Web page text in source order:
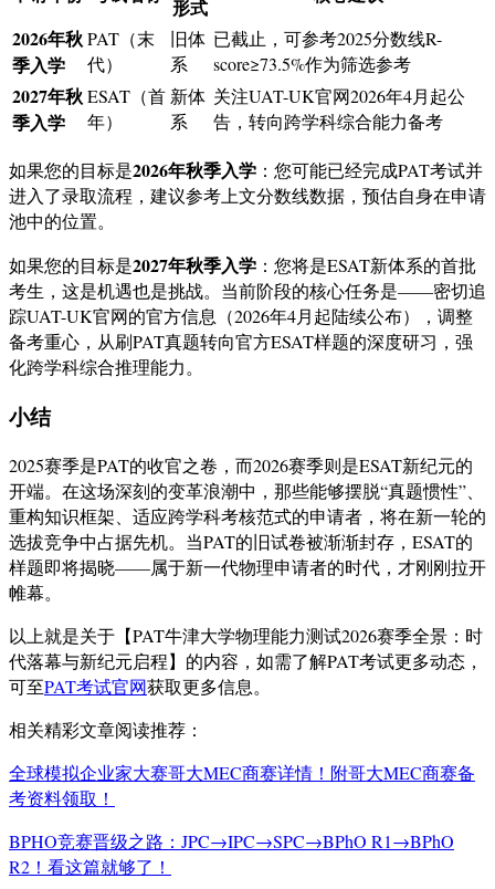
形式
2026年秋
季入学
PAT（末
代）
旧体
系
已截止，可参考2025分数线R-
score≥73.5%作为筛选参考
2027年秋
季入学
ESAT（首
年）
新体
系
关注UAT-UK官网2026年4月起公
告，转向跨学科综合能力备考
如果您的目标是2026年秋季入学 ：您可能已经完成PAT考试并
进入了录取流程，建议参考上文分数线数据，预估自身在申请
池中的位置。
如果您的目标是2027年秋季入学 ：您将是ESAT新体系的首批
考生，这是机遇也是挑战。当前阶段的核心任务是——密切追
踪UAT-UK官网的官方信息（2026年4月起陆续公布），调整
备考重心，从刷PAT真题转向官方ESAT样题的深度研习，强
化跨学科综合推理能力。
小结
2025赛季是PAT的收官之卷，而2026赛季则是ESAT新纪元的
开端。在这场深刻的变革浪潮中，那些能够摆脱“真题惯性”、
重构知识框架、适应跨学科考核范式的申请者，将在新一轮的
选拔竞争中占据先机。当PAT的旧试卷被渐渐封存，ESAT的
样题即将揭晓——属于新一代物理申请者的时代，才刚刚拉开
帷幕。
以上就是关于【PAT牛津大学物理能力测试2026赛季全景：时
代落幕与新纪元启程】的内容，如需了解PAT考试更多动态，
可至PAT考试官网获取更多信息。
相关精彩文章阅读推荐：
全球模拟企业家大赛哥大MEC商赛详情！附哥大MEC商赛备
考资料领取！
BPHO竞赛晋级之路：JPC→IPC→SPC→BPhO R1→BPhO
R2！看这篇就够了！